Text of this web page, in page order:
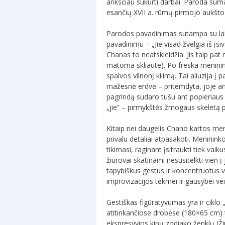
anksčiau sukurti darbai. Paroda
esančių XVII a. rūmų pirmojo
Parodos pavadinimas sutampa su
pavadinimu – „Jie visad žvelgia iš
Chanas to neatskleidžia. Jis taip pat
matoma skliaute). Po freska
spalvos vilnonį kilimą. Tai aliuzija į
mažesnė erdvė – pritemdyta, joje
pagrindą sudaro tušu ant
„jie“ – pirmykštės žmogaus skeletą
Kitaip nei daugelis Chano kartos
privalu detaliai atpasakoti.
tikimasi, raginant įsitraukti tiek
žiūrovai skatinami nesusitelkti vien
tapybiškus gestus ir koncentruotus
improvizacijos tėkmei ir gausybei
Gestiškas figūratyvumas yra ir ciklo
atitinkančiose drobėse (180×65